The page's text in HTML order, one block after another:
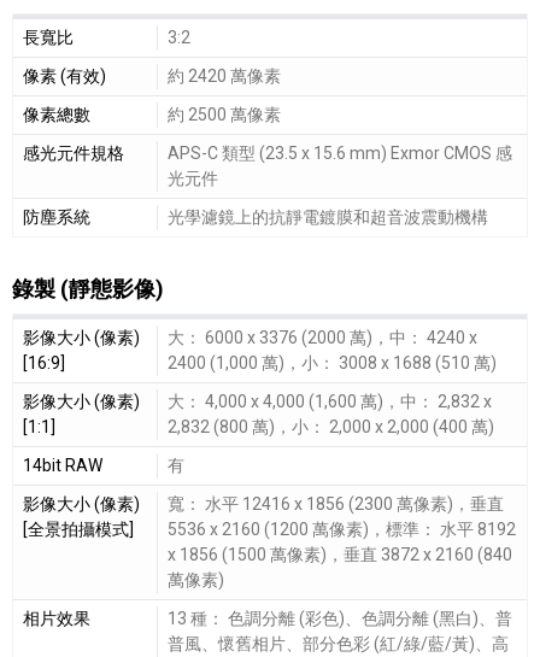
影像感光元件細節敘述
長寬比
3:2
像素 (有效)
約 2420 萬像素
像素總數
約 2500 萬像素
感光元件規格
APS-C 類型 (23.5 x 15.6 mm) Exmor CMOS 感
光元件
防塵系統
光學濾鏡上的抗靜電鍍膜和超音波震動機構
錄製 (靜態影像)
錄製 (靜態影像)細節敘述
影像大小 (像素)
[16:9]
大： 6000 x 3376 (2000 萬)，中： 4240 x
2400 (1,000 萬)，小： 3008 x 1688 (510 萬)
影像大小 (像素)
[1:1]
大： 4,000 x 4,000 (1,600 萬)，中： 2,832 x
2,832 (800 萬)，小： 2,000 x 2,000 (400 萬)
14bit RAW
有
影像大小 (像素)
[全景拍攝模式]
寬： 水平 12416 x 1856 (2300 萬像素)，垂直
5536 x 2160 (1200 萬像素)，標準： 水平 8192
x 1856 (1500 萬像素)，垂直 3872 x 2160 (840
萬像素)
相片效果
13 種： 色調分離 (彩色)、色調分離 (黑白)、普
普風、懷舊相片、部分色彩 (紅/綠/藍/黃)、高